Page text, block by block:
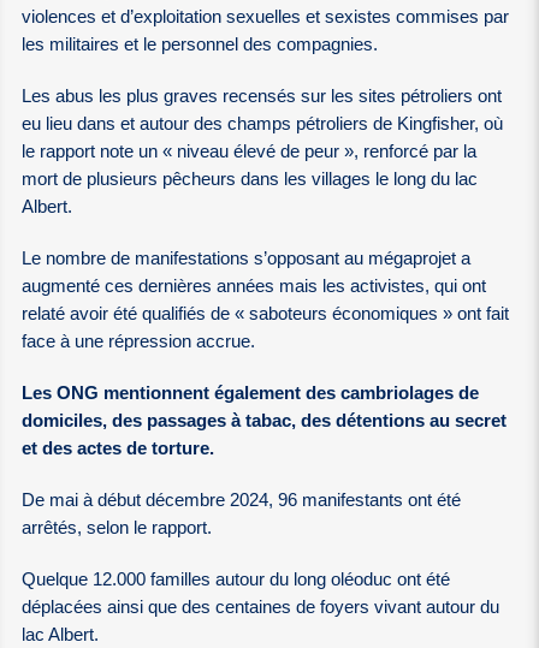
violences et d’exploitation sexuelles et sexistes commises par
les militaires et le personnel des compagnies.
Les abus les plus graves recensés sur les sites pétroliers ont
eu lieu dans et autour des champs pétroliers de Kingfisher, où
le rapport note un « niveau élevé de peur », renforcé par la
mort de plusieurs pêcheurs dans les villages le long du lac
Albert.
Le nombre de manifestations s’opposant au mégaprojet a
augmenté ces dernières années mais les activistes, qui ont
relaté avoir été qualifiés de « saboteurs économiques » ont fait
face à une répression accrue.
Les ONG mentionnent également des cambriolages de
domiciles, des passages à tabac, des détentions au secret
et des actes de torture.
De mai à début décembre 2024, 96 manifestants ont été
arrêtés, selon le rapport.
Quelque 12.000 familles autour du long oléoduc ont été
déplacées ainsi que des centaines de foyers vivant autour du
lac Albert.